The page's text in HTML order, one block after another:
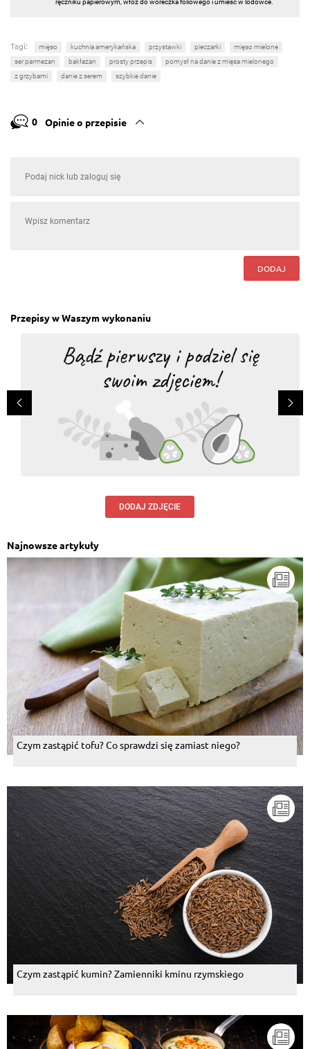
ręczniku papierowym, włóż do woreczka foliowego i umieśc w lodówce.
Tagi: mięso kuchnia amerykańska przystawki pieczarki
mięso mielone
ser parmezan
bakłażan prosty przepis
pomysł na danie z mięsa mielonego
z grzybami
danie z serem szybkie danie
0 Opinie o przepisie
DODAJ
Przepisy w Waszym wykonaniu
DODAJ ZDJĘCIE
Najnowsze artykuły
Czym zastąpić tofu? Co sprawdzi się zamiast niego?
Czym zastąpić kumin? Zamienniki kminu rzymskiego